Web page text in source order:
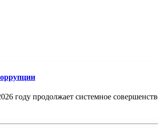
году продолжает системное